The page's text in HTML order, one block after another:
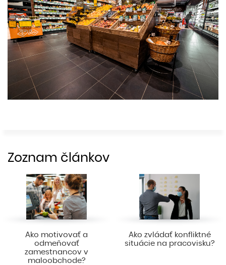
Zoznam článkov
Ako motivovať a
odmeňovať
zamestnancov v
maloobchode?
Ako zvládať konfliktné
situácie na pracovisku?